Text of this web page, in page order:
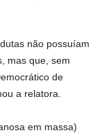
não possuíam
mas que, sem
de
a relatora.
em massa)